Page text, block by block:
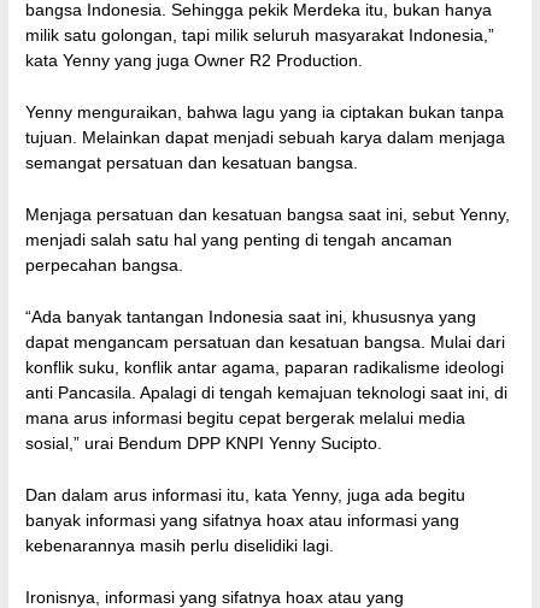
bangsa Indonesia. Sehingga pekik Merdeka itu, bukan hanya
milik satu golongan, tapi milik seluruh masyarakat Indonesia,”
kata Yenny yang juga Owner R2 Production.
Yenny menguraikan, bahwa lagu yang ia ciptakan bukan tanpa
tujuan. Melainkan dapat menjadi sebuah karya dalam menjaga
semangat persatuan dan kesatuan bangsa.
Menjaga persatuan dan kesatuan bangsa saat ini, sebut Yenny,
menjadi salah satu hal yang penting di tengah ancaman
perpecahan bangsa.
“Ada banyak tantangan Indonesia saat ini, khususnya yang
dapat mengancam persatuan dan kesatuan bangsa. Mulai dari
konflik suku, konflik antar agama, paparan radikalisme ideologi
anti Pancasila. Apalagi di tengah kemajuan teknologi saat ini, di
mana arus informasi begitu cepat bergerak melalui media
sosial,” urai Bendum DPP KNPI Yenny Sucipto.
Dan dalam arus informasi itu, kata Yenny, juga ada begitu
banyak informasi yang sifatnya hoax atau informasi yang
kebenarannya masih perlu diselidiki lagi.
Ironisnya, informasi yang sifatnya hoax atau yang